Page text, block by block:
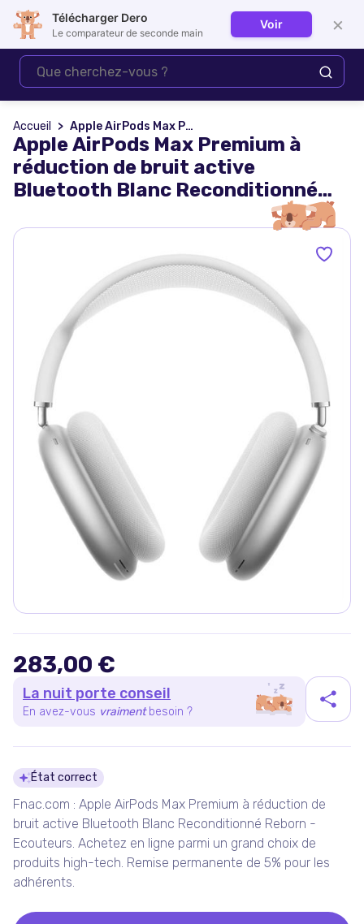
Se connecter
Accueil Apple AirPods Max Premium à réduction de bruit active Bluetooth Blanc Reconditionné Reborn
Apple AirPods Max Premium à
réduction de bruit active
Bluetooth Blanc Reconditionné
283,00 €
La nuit porte conseil
En avez-vous vraiment besoin ?
Détails du produit
État correct
Fnac.com : Apple AirPods Max Premium à réduction de
bruit active Bluetooth Blanc Reconditionné Reborn -
Ecouteurs. Achetez en ligne parmi un grand choix de
produits high-tech. Remise permanente de 5% pour les
adhérents.
Télécharger Dero
Le comparateur de seconde main
Voir ×